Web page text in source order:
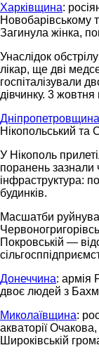
Харківщина:
Новобарівському
Загинула жінка,
Унаслідок
лікар, ще дві
госпіталізували
дівчинку. 3 жовтня
Дніпропетровщина
Нікопольський та
У Нікополь
поранень
інфраструктура:
будинків.
Масшатби
Покровській —
Донеччина: армія
двоє людей з
Миколаївщина:
акваторії
Широківській